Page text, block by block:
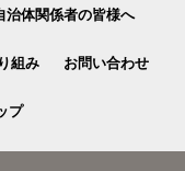
治体関係者の皆様へ
組み お問い合わせ
プ